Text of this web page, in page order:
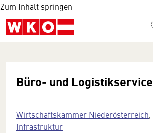
Zum Inhalt springen
Büro- und Logistikservice
Wirtschaftskammer Niederösterreich
Infrastruktur